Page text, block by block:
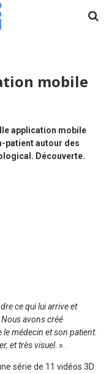
mobile
application mobile
patient autour des
Découverte.
ce qui lui arrive et
avons créé
médecin et son patient.
et très visuel. ».
série de 11 vidéos 3D